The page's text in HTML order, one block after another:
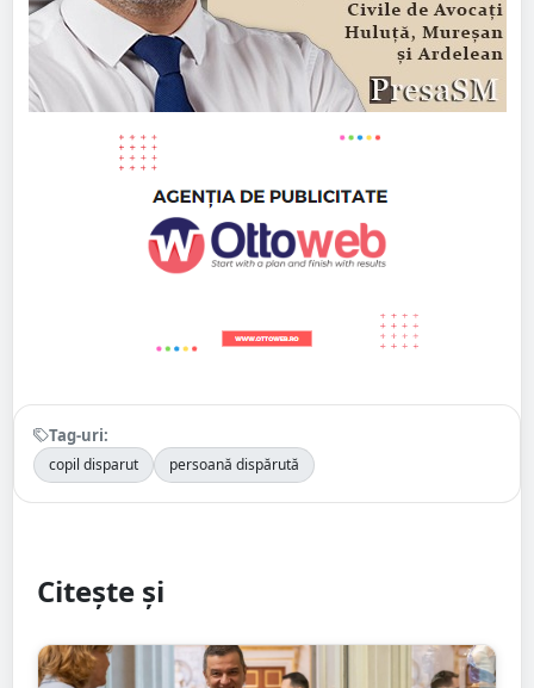
Tag-uri:
copil disparut persoană dispărută
Citește și